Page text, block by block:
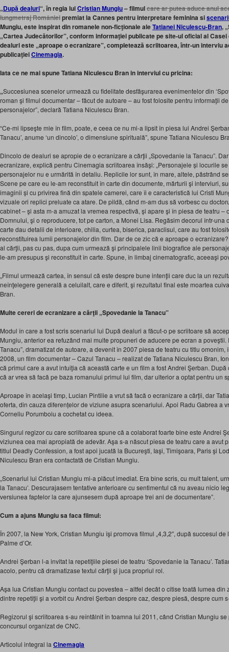
„După dealuri“, în regia luiCristian Mungiu– filmulcare ar putea aduce anul
lungmetraj Românieipremiat la Cannes pentru interpretare feminina si
Mungiu, este inspirat din romanele non-ficţionale aleTatianei Niculescu-Bran,
„Cartea Judecătorilor”, conform informaţiei publicate pe site-ul oficial al
dealuri este „aproape o ecranizare”, completează scriitoarea, într-un interviu
publicaţieiCinemagia.
Iata ce ne mai spune Tatiana Niculescu Bran in interviul cu pricina:
„Succesiunea scenelor urmează cu fidelitate desfăşurarea evenimentelor din
roman şi filmul documentar – făcut de autoare – au fost folosite pentru informaţii
personajelor”, declară Tatiana Niculescu Bran.
“Ce-mi lipseşte mie în film, poate, e ceea ce nu mi-a lipsit în piesa lui Andrei
Tanacu’, anume ‘un dincolo’, o dimensiune spirituală”, spune Tatiana Niculescu
Dincolo de dealuri se apropie de o ecranizare a cărţii „Spovedanie la Tanacu”.
ecranizare, explică pentru Cinemagia scriitoarea însăşi: „Personajele și locurile
personajelor nu e urmărită în detaliu. Replicile lor sunt, în mare, altele, păstrând
Scene pe care eu le-am reconstituit în carte din documente, mărturii şi interviuri,
imaginii și cu privirea fină din spatele camerei, care îi e caracteristică lui Cristi
vizuale ori replici preluate ca atare. De pildă, când m-am dus să vorbesc cu
cabinet – şi asta m-a amuzat la vremea respectivă, şi apare şi în piesa de teatru –
Domnului, şi o reproducere, tot pe carton, a Monei Lisa. Regăsim decorul într-una
carte dau detalii de interioare, chilia, curtea, biserica, paraclisul, care au fost
reconstituirea lumii personajelor din film. Dar de ce zic că e aproape o
al cărţii, pas cu pas, dupa cum urmează şi principalele linii biografice ale
le-am presupus şi reconstituit în carte. Spune, în limbaj cinematografic, aceeaşi
„Filmul urmează cartea, în sensul că este despre bune intenţii care duc la un
neînţelegere generală a celuilalt, care e diferit, şi rezultatul final este moartea
Bran.
Multe cereri de ecranizare a cărţii „Spovedanie la Tanacu”
Modul în care a fost scris scenariul lui După dealuri a făcut-o pe scriitoare să
Mungiu, anterior ea refuzând mai multe propuneri de aducere pe ecran a
Tanacu”, dramatizat de autoare, a devenit în 2007 piesa de teatru cu titlu
2008, un film documentar – Cazul Tanacu – realizat de Tatiana Niculescu Bran,
că primul care a avut intuiţia că această carte e un film a fost Andrei Şerban.
că ar vrea să facă pe baza romanului primul lui film, dar ulterior a optat pentru un
Aproape în acelaşi timp, Lucian Pintilie a vrut să facă o ecranizare a cărții, dar
oferta, din cauza diferențelor de viziune asupra scenariului. Apoi Radu Gabrea a
Corneliu Porumboiu a cochetat cu ideea.
Singurul regizor cu care scriitoarea spune că a colaborat foarte bine este Andrei
viziunea cea mai apropiată de adevăr. Aşa s-a născut piesa de teatru care a avut
titlul Deadly Confession, a fost apoi jucată la Bucureşti, Iaşi, Timişoara, Paris şi
Niculescu Bran era contactată de Cristian Mungiu.
„Scenariul lui Cristian Mungiu mi-a plăcut imediat. Era bine scris, cu mult talent,
la Tanacu’. Descurajasem tentative anterioare cu sentimentul că nu aveau nicio
versiunea faptelor la care ajunsesem după aproape trei ani de documentare”.
Cum a ajuns Mungiu sa faca filmul:
În 2007, la New York, Cristian Mungiu îşi promova filmul „4,3,2″, după succesul
Palme d’Or.
Andrei Şerban l-a invitat la repetiţiile piesei de teatru ‘Spovedanie la Tanacu’.
acolo, pentru că dramatizase textul cărţii şi juca propriul rol.
Aşa lua Cristian Mungiu contact cu povestea – altfel decât o citise toată lumea
dintre repetiţii şi a vorbit cu Andrei Şerban despre caz, despre piesă, despre cum
Regizorul şi scriitoarea s-au reîntâlnit în toamna lui 2011, când Cristian Mungiu
concursul organizat de CNC.
Articolul integral la Cinemagia